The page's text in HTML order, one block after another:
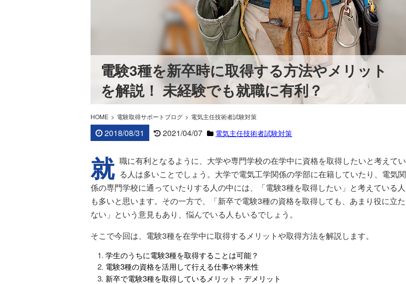
電験3種を新卒時に取得する方法やメリット
を解説！ 未経験でも就職に有利？
HOME 電験取得サポートブログ 電気主任技術者試験対策
2018/08/31 2021/04/07 電気主任技術者試験対策
就 職に有利となるように、大学や専門学校の在学中に資格を取得したいと考えてい
る人は多いことでしょう。大学で電気工学関係の学部に在籍していたり、電気関
係の専門学校に通っていたりする人の中には、「電験3種を取得したい」と考えている人
も多いと思います。その一方で、「新卒で電験3種の資格を取得しても、あまり役に立た
ない」という意見もあり、悩んでいる人もいるでしょう。
そこで今回は、電験3種を在学中に取得するメリットや取得方法を解説します。
学生のうちに電験3種を取得することは可能？
電験3種の資格を活用して行える仕事や将来性
新卒で電験3種を取得しているメリット・デメリット